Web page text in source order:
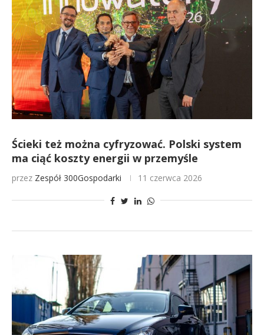
Ścieki też można cyfryzować. Polski system
ma ciąć koszty energii w przemyśle
przez Zespół 300Gospodarki 11 czerwca 2026